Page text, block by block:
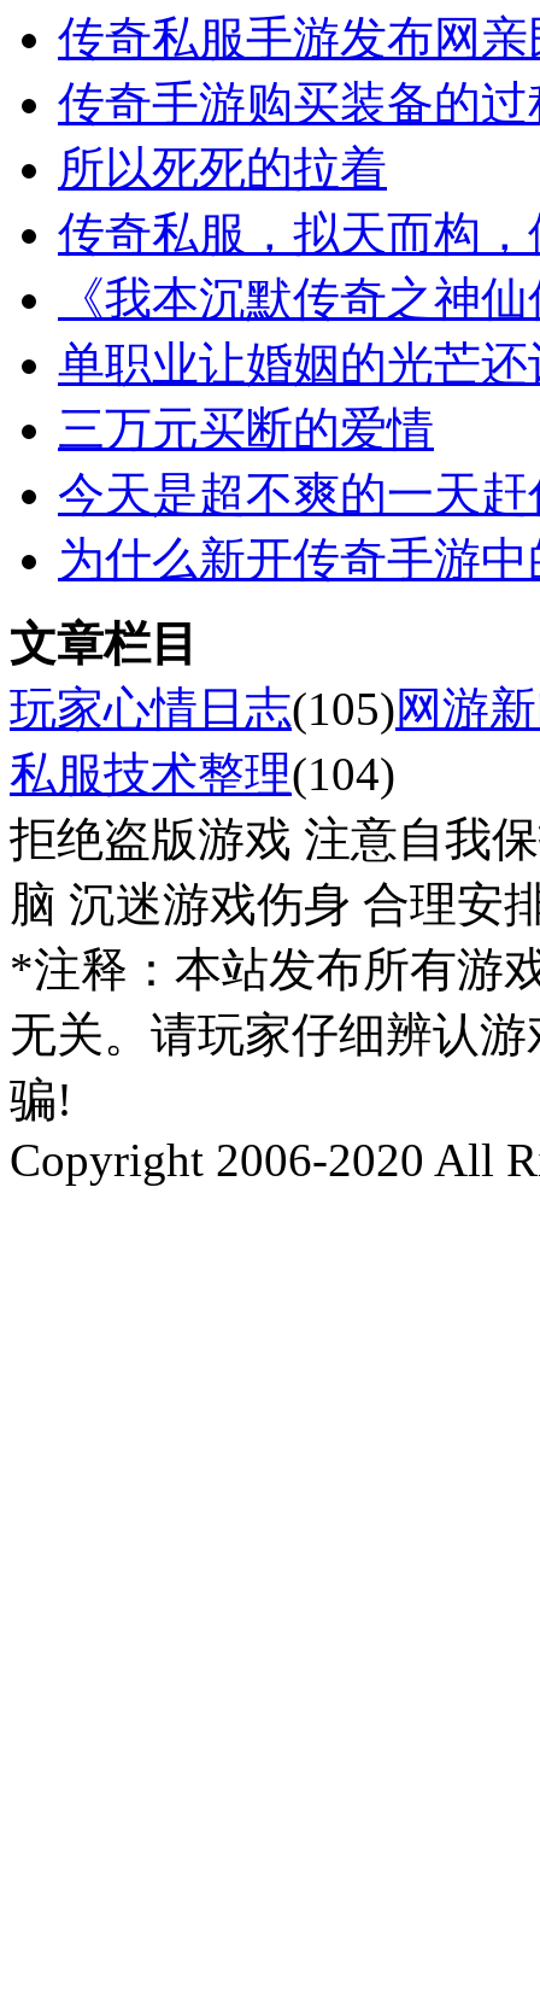
传奇私服手游发布网
传奇手游购买装备的
所以死死的拉着
传奇私服，拟天而构
《我本沉默传奇之神
单职业让婚姻的光芒
三万元买断的爱情
今天是超不爽的一天
为什么新开传奇手游
文章栏目
玩家心情日志(105)网游
私服技术整理(104)
拒绝盗版游戏 注意自我
脑 沉迷游戏伤身 合理安
*注释：本站发布所有游
无关。请玩家仔细辨认
骗!
Copyright 2006-2020 All